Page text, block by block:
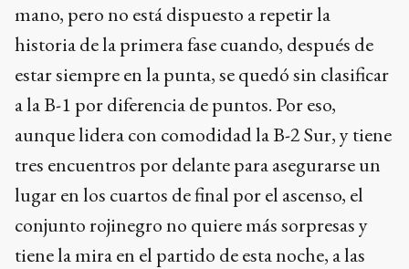
mano, pero no está dispuesto a repetir la
historia de la primera fase cuando, después de
estar siempre en la punta, se quedó sin clasificar
a la B-1 por diferencia de puntos. Por eso,
aunque lidera con comodidad la B-2 Sur, y tiene
tres encuentros por delante para asegurarse un
lugar en los cuartos de final por el ascenso, el
conjunto rojinegro no quiere más sorpresas y
tiene la mira en el partido de esta noche, a las